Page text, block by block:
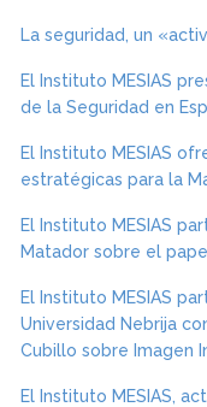
La seguridad, un
El Instituto MESIAS
de la Seguridad en
El Instituto MESIAS
estratégicas para la
El Instituto MESIAS
Matador sobre el
El Instituto MESIAS
Universidad Nebrija
Cubillo sobre Imagen
El Instituto MESIAS,